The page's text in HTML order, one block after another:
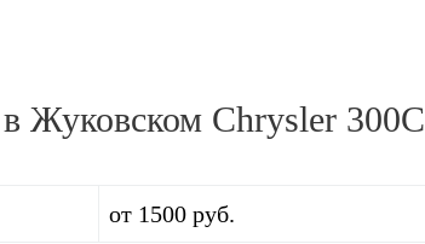
Жуковском Chrysler 300C
от 1500 руб.